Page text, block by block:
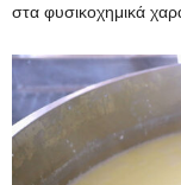
στα φυσικοχημικά